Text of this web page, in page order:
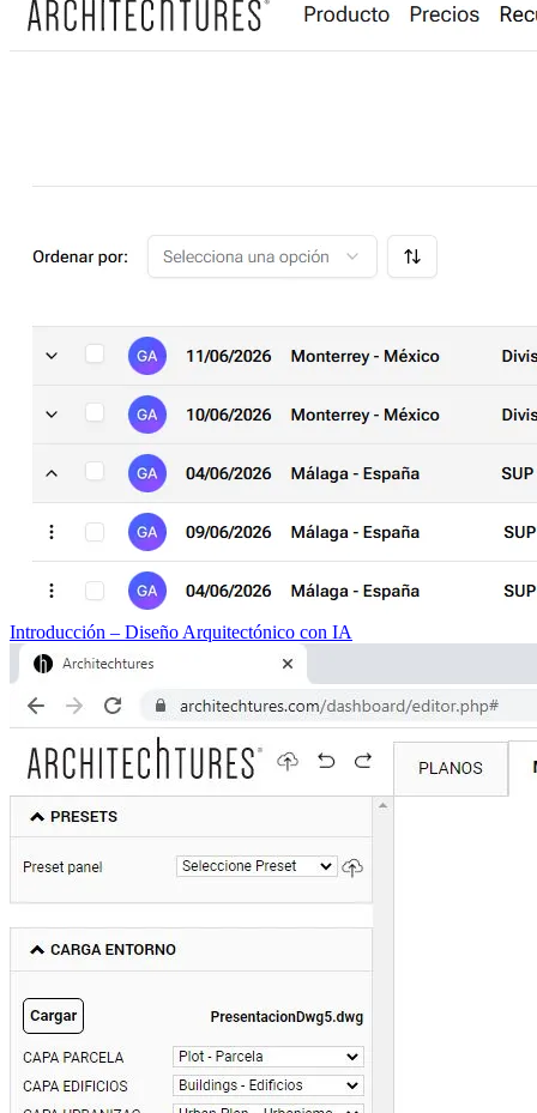
Introducción – Diseño Arquitectónico con IA